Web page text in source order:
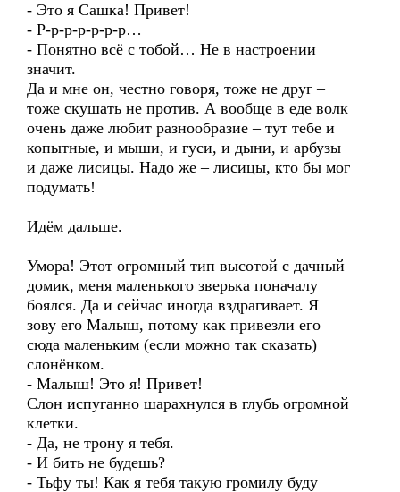
- Это я Сашка! Привет!
- Р-р-р-р-р-р-р…
- Понятно всё с тобой… Не в настроении
значит.
Да и мне он, честно говоря, тоже не друг –
тоже скушать не против. А вообще в еде волк
очень даже любит разнообразие – тут тебе и
копытные, и мыши, и гуси, и дыни, и арбузы
и даже лисицы. Надо же – лисицы, кто бы мог
подумать!
Идём дальше.
Умора! Этот огромный тип высотой с дачный
домик, меня маленького зверька поначалу
боялся. Да и сейчас иногда вздрагивает. Я
зову его Малыш, потому как привезли его
сюда маленьким (если можно так сказать)
слонёнком.
- Малыш! Это я! Привет!
Слон испуганно шарахнулся в глубь огромной
клетки.
- Да, не трону я тебя.
- И бить не будешь?
- Тьфу ты! Как я тебя такую громилу буду